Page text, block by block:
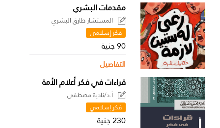
مقدمات البشري
المستشار طارق البشري
فكر إسلامي
90 جنية
التفاصيل
قراءات في فكر أعلام الأمة
أ.د/نادية مصطفى
فكر إسلامي
230 جنية